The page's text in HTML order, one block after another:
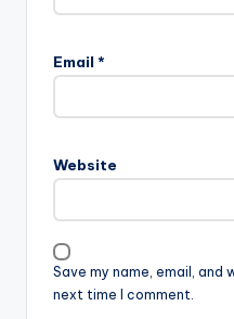
Email *
Website
Save my name, email,
next time I comment.